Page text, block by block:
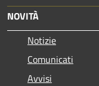
NOVITÀ
Notizie
Comunicati
Avvisi